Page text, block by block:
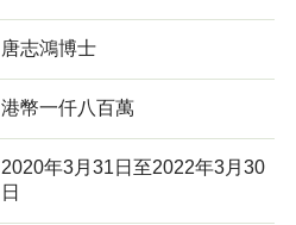
唐志鴻博士
港幣一仟八百萬
2020年3月31日至2022年3月30
日